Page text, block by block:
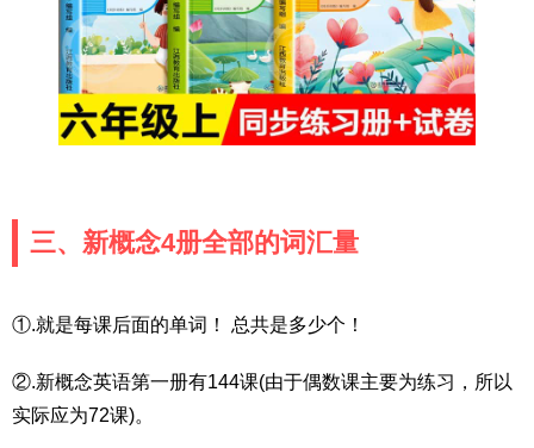
三、新概念4册全部的词汇量
①.就是每课后面的单词！ 总共是多少个！
②.新概念英语第一册有144课(由于偶数课主要为练习，所以
实际应为72课)。